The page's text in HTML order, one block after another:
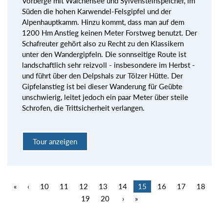
Süden die hohen Karwendel-Felsgipfel und der
Alpenhauptkamm. Hinzu kommt, dass man auf dem
1200 Hm Anstieg keinen Meter Forstweg benutzt. Der
Schafreuter gehört also zu Recht zu den Klassikern
unter den Wandergipfeln. Die sonnseitige Route ist
landschaftlich sehr reizvoll - insbesondere im Herbst -
und führt über den Delpshals zur Tölzer Hütte. Der
Gipfelanstieg ist bei dieser Wanderung für Geübte
unschwierig, leitet jedoch ein paar Meter über steile
Schrofen, die Trittsicherheit verlangen.
Tour anzeigen
« ‹ 10 11 12 13 14 15 16 17
18
19
20 › »